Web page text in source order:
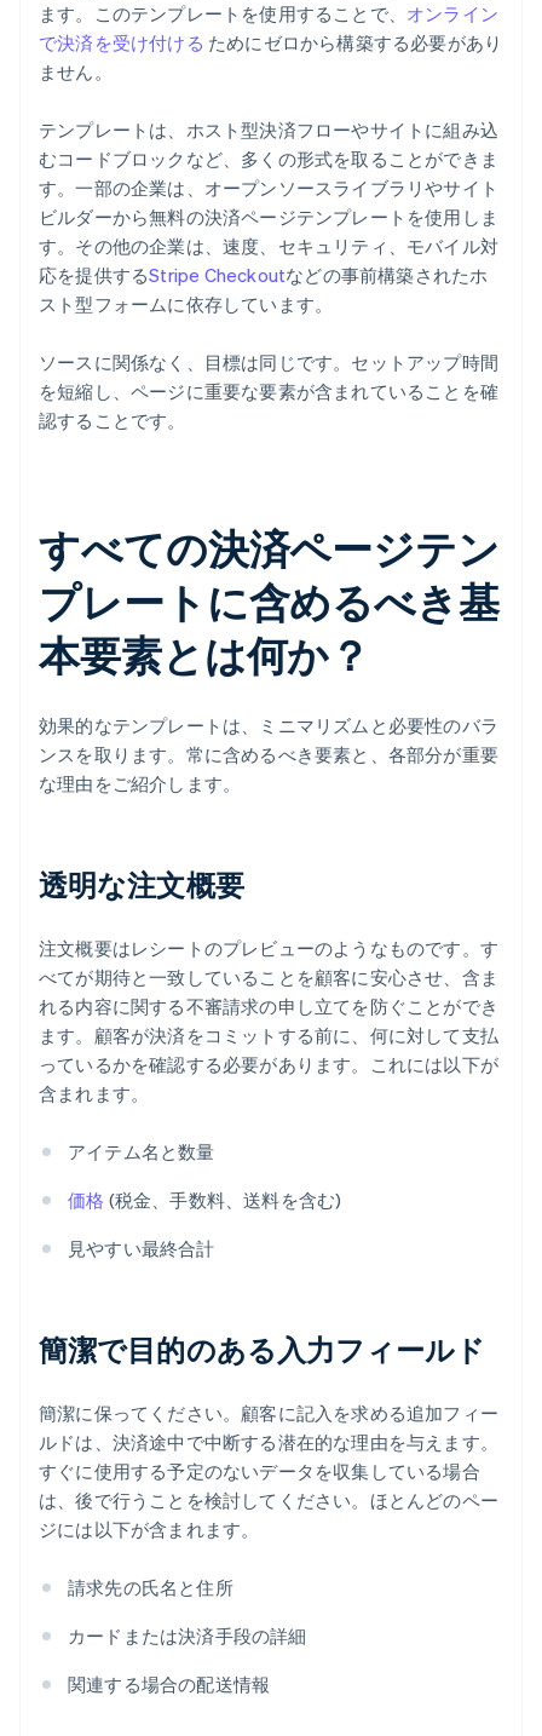
ます。このテンプレートを使用することで、 オンライン
で決済を受け付ける ためにゼロから構築する必要があり
ません。
テンプレートは、ホスト型決済フローやサイトに組み込
むコードブロックなど、多くの形式を取ることができま
す。一部の企業は、オープンソースライブラリやサイト
ビルダーから無料の決済ページテンプレートを使用しま
す。その他の企業は、速度、セキュリティ、モバイル対
応を提供するStripe Checkoutなどの事前構築されたホ
スト型フォームに依存しています。
ソースに関係なく、目標は同じです。セットアップ時間
を短縮し、ページに重要な要素が含まれていることを確
認することです。
すべての決済ページテン
プレートに含めるべき基
本要素とは何か？
効果的なテンプレートは、ミニマリズムと必要性のバラ
ンスを取ります。常に含めるべき要素と、各部分が重要
な理由をご紹介します。
透明な注文概要
注文概要はレシートのプレビューのようなものです。す
べてが期待と一致していることを顧客に安心させ、含ま
れる内容に関する不審請求の申し立てを防ぐことができ
ます。顧客が決済をコミットする前に、何に対して支払
っているかを確認する必要があります。これには以下が
含まれます。
アイテム名と数量
価格 (税金、手数料、送料を含む)
見やすい最終合計
簡潔で目的のある入力フィールド
簡潔に保ってください。顧客に記入を求める追加フィー
ルドは、決済途中で中断する潜在的な理由を与えます。
すぐに使用する予定のないデータを収集している場合
は、後で行うことを検討してください。ほとんどのペー
ジには以下が含まれます。
請求先の氏名と住所
カードまたは決済手段の詳細
関連する場合の配送情報